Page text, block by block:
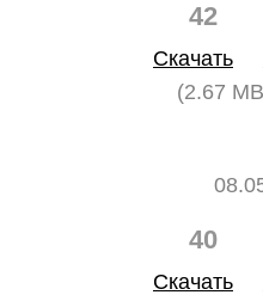
42
Скачать
(2.67
40
Скачать